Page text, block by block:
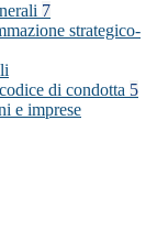
7
strategico-
di condotta 5
e imprese